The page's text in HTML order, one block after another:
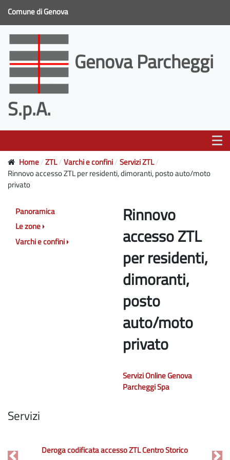
Comune di Genova
Genova Parcheggi
S.p.A.
Home ZTL Varchi e confini Servizi ZTL
Rinnovo accesso ZTL per residenti, dimoranti, posto auto/moto
privato
Rinnovo
accesso ZTL
per residenti,
dimoranti,
posto
auto/moto
privato
Servizi Online Genova
Parcheggi Spa
Panoramica
Le zone
Varchi e confini
Servizi
Deroga codificata accesso ZTL Centro Storico